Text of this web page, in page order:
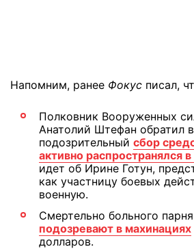
Напомним, ранее Фокус писал,
Полковник Вооруженных
Анатолий Штефан обратил
подозрительный сбор
активно распространялся
идет об Ирине Готун,
как участницу боевых
военную.
Смертельно больного парня
подозревают в махинациях
долларов.